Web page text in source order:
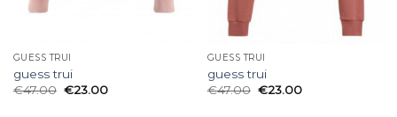
GUESS TRUI
guess trui
€47.00 €23.00
GUESS TRUI
guess trui
€47.00 €23.00